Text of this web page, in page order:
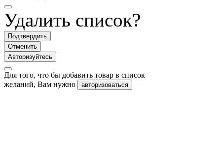
Удалить список?
Подтвердить
Отменить
Авторизуйтесь
Для того, что бы добавить товар в список
желаний, Вам нужно
авторизоваться